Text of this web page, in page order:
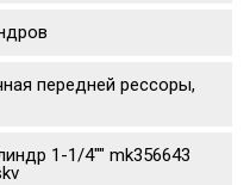
передней рессоры,
1-1/4"" mk356643